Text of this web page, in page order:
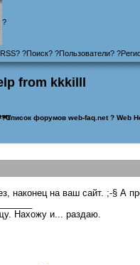
?
RSS? ?Поиск? ?Пользователи? ?
from kkkilll
Список форумов web-faq.net? Web
наконец на ваш сайт. ;-§ А
Нахожу и... раздаю.